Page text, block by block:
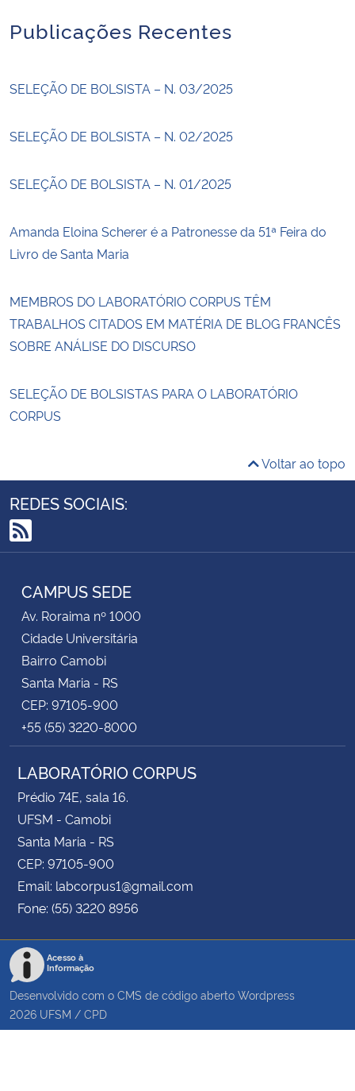
Publicações Recentes
SELEÇÃO DE BOLSISTA – N. 03/2025
SELEÇÃO DE BOLSISTA – N. 02/2025
SELEÇÃO DE BOLSISTA – N. 01/2025
Amanda Eloina Scherer é a Patronesse da 51ª Feira do
Livro de Santa Maria
MEMBROS DO LABORATÓRIO CORPUS TÊM
TRABALHOS CITADOS EM MATÉRIA DE BLOG FRANCÊS
SOBRE ANÁLISE DO DISCURSO
SELEÇÃO DE BOLSISTAS PARA O LABORATÓRIO
CORPUS
Voltar ao topo
REDES SOCIAIS:
RSS
CAMPUS SEDE
Av. Roraima nº 1000
Cidade Universitária
Bairro Camobi
Santa Maria - RS
CEP: 97105-900
+55 (55) 3220-8000
LABORATÓRIO CORPUS
Prédio 74E, sala 16.
UFSM - Camobi
Santa Maria - RS
CEP: 97105-900
Email: labcorpus1@gmail.com
Fone: (55) 3220 8956
Acesso à
Informação
Desenvolvido com o CMS de código aberto Wordpress
2026 UFSM / CPD